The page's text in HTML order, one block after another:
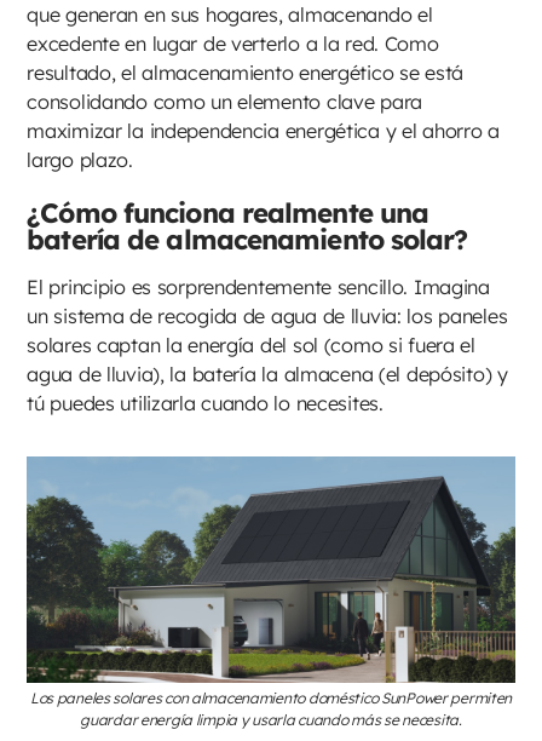
que generan en sus hogares, almacenando el
excedente en lugar de verterlo a la red. Como
resultado, el almacenamiento energético se está
consolidando como un elemento clave para
maximizar la independencia energética y el ahorro a
largo plazo.
¿Cómo funciona realmente una
batería de almacenamiento solar?
El principio es sorprendentemente sencillo. Imagina
un sistema de recogida de agua de lluvia: los paneles
solares captan la energía del sol (como si fuera el
agua de lluvia), la batería la almacena (el depósito) y
tú puedes utilizarla cuando lo necesites.
Los paneles solares con almacenamiento doméstico SunPower permiten
guardar energía limpia y usarla cuando más se necesita.